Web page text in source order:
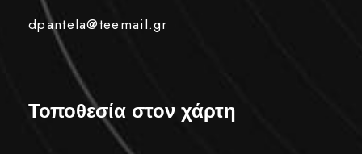
dpantela@teemail.gr
Τοποθεσία στον χάρτη